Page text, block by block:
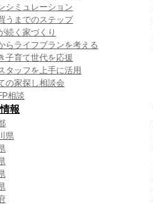
シミュレーション
うまでのステップ
続く家づくり
らライフプランを考える
子育て世代を応援
タッフを上手に活用
の家探し相談会
相談
報
県